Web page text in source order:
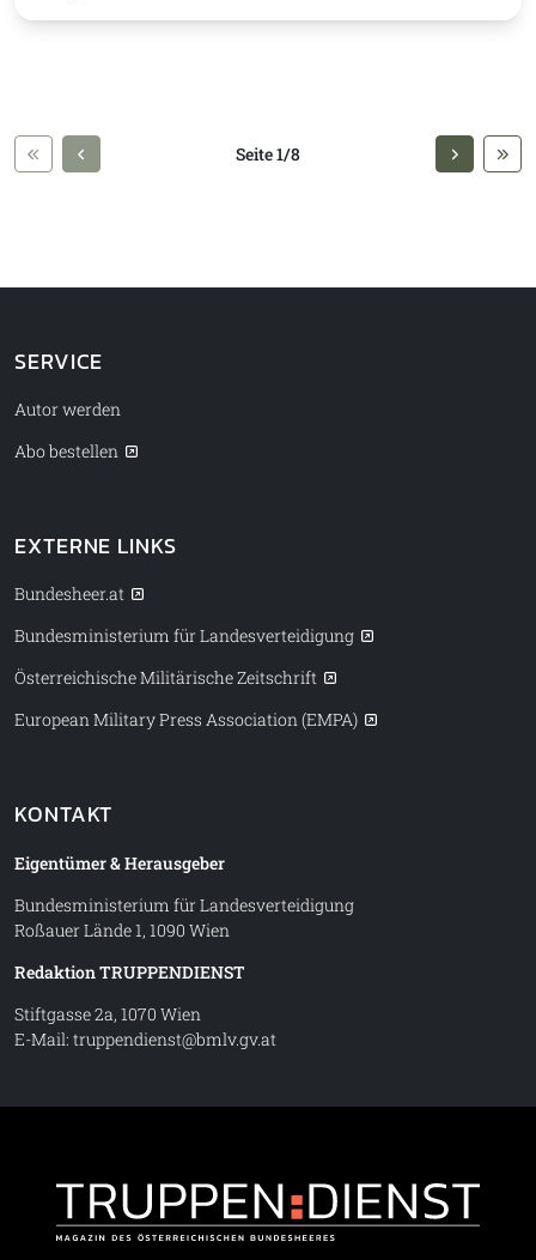
Seite 1/8
SERVICE
Autor werden
Abo bestellen
EXTERNE LINKS
Bundesheer.at
Bundesministerium für Landesverteidigung
Österreichische Militärische Zeitschrift
European Military Press Association (EMPA)
KONTAKT
Eigentümer & Herausgeber
Bundesministerium für Landesverteidigung
Roßauer Lände 1, 1090 Wien
Redaktion TRUPPENDIENST
Stiftgasse 2a, 1070 Wien
E-Mail: truppendienst@bmlv.gv.at